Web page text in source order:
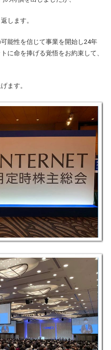
します。
能性を信じて事業を開始し24年
に命を捧げる覚悟をお約束して、
ます。